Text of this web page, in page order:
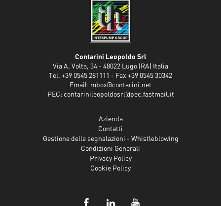
Contarini Leopoldo Srl
Via A. Volta, 34 - 48022 Lugo (RA) Italia
Tel. +39 0545 281111 - Fax +39 0545 30342
Email: mbox@contarini.net
PEC: contarinileopoldosrl@pec.fastmail.it
Azienda
Contatti
Gestione delle segnalazioni - Whistleblowing
Condizioni Generali
Privacy Policy
Cookie Policy